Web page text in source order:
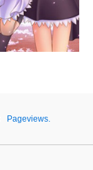
Pageviews.